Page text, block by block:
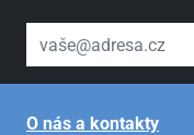
váš email
O nás a kontakty